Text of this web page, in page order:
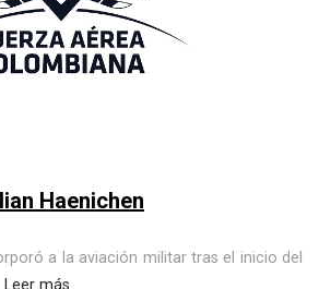
Haenichen
a la aviación militar tras el inicio del